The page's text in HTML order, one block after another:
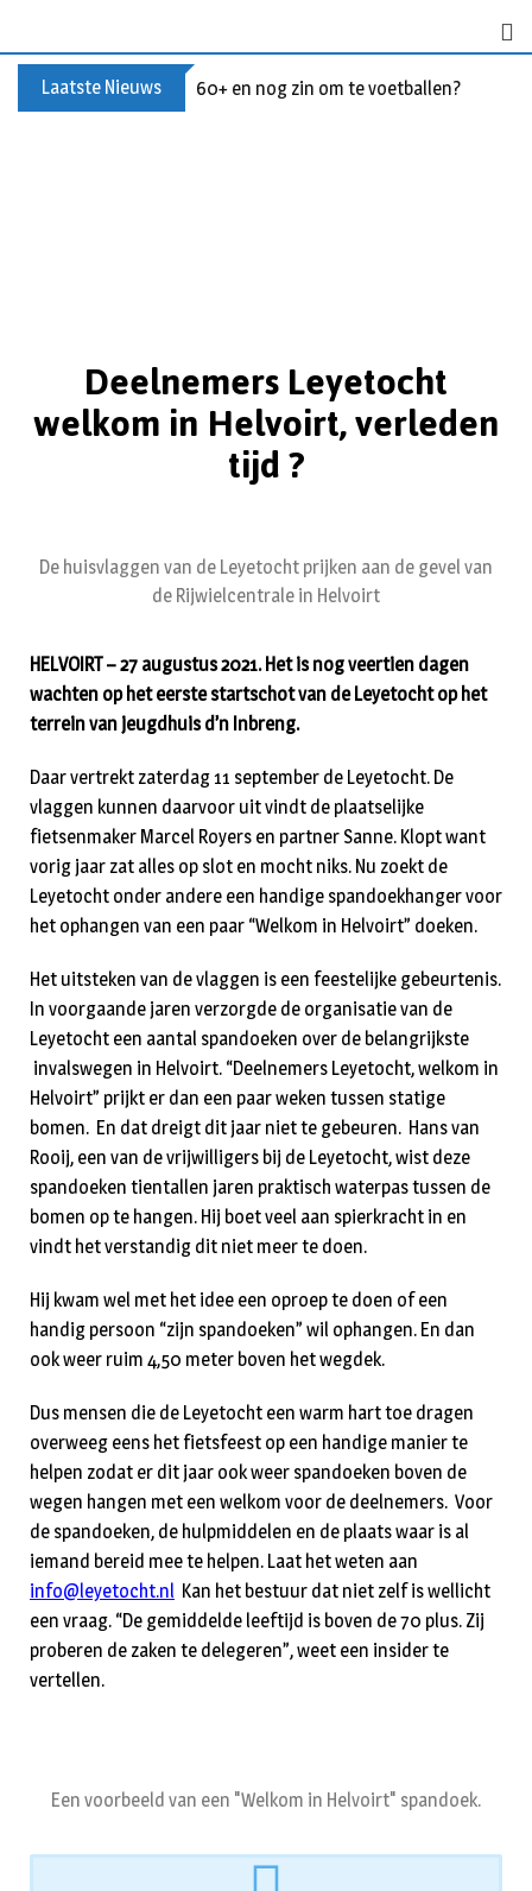
Laatste Nieuws 60+ en nog zin om te voetballen? Kom
Deelnemers Leyetocht
welkom in Helvoirt, verleden
tijd ?
De huisvlaggen van de Leyetocht prijken aan de gevel van
de Rijwielcentrale in Helvoirt
HELVOIRT – 27 augustus 2021. Het is nog veertien dagen
wachten op het eerste startschot van de Leyetocht op het
terrein van jeugdhuis d’n Inbreng.
Daar vertrekt zaterdag 11 september de Leyetocht. De
vlaggen kunnen daarvoor uit vindt de plaatselijke
fietsenmaker Marcel Royers en partner Sanne. Klopt want
vorig jaar zat alles op slot en mocht niks. Nu zoekt de
Leyetocht onder andere een handige spandoekhanger voor
het ophangen van een paar “Welkom in Helvoirt” doeken.
Het uitsteken van de vlaggen is een feestelijke gebeurtenis.
In voorgaande jaren verzorgde de organisatie van de
Leyetocht een aantal spandoeken over de belangrijkste
invalswegen in Helvoirt. “Deelnemers Leyetocht, welkom in
Helvoirt” prijkt er dan een paar weken tussen statige
bomen. En dat dreigt dit jaar niet te gebeuren. Hans van
Rooij, een van de vrijwilligers bij de Leyetocht, wist deze
spandoeken tientallen jaren praktisch waterpas tussen de
bomen op te hangen. Hij boet veel aan spierkracht in en
vindt het verstandig dit niet meer te doen.
Hij kwam wel met het idee een oproep te doen of een
handig persoon “zijn spandoeken” wil ophangen. En dan
ook weer ruim 4,50 meter boven het wegdek.
Dus mensen die de Leyetocht een warm hart toe dragen
overweeg eens het fietsfeest op een handige manier te
helpen zodat er dit jaar ook weer spandoeken boven de
wegen hangen met een welkom voor de deelnemers. Voor
de spandoeken, de hulpmiddelen en de plaats waar is al
iemand bereid mee te helpen. Laat het weten aan
info@leyetocht.nl Kan het bestuur dat niet zelf is wellicht
een vraag. “De gemiddelde leeftijd is boven de 70 plus. Zij
proberen de zaken te delegeren”, weet een insider te
vertellen.
Een voorbeeld van een "Welkom in Helvoirt" spandoek.